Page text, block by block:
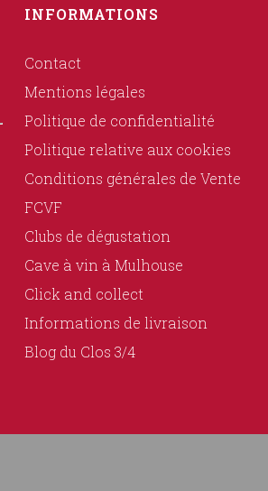
INFORMATIONS
Contact
Mentions légales
Politique de confidentialité
Politique relative aux cookies
Conditions générales de Vente
FCVF
Clubs de dégustation
Cave à vin à Mulhouse
Click and collect
Informations de livraison
Blog du Clos 3/4